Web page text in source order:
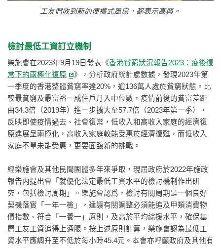
工友們收到新的便攜式風扇，都表示高興。
檢討最低工資訂立機制
樂施會在2023年9月19日發表《香港貧窮狀況報告2023：疫後復
常下的兩極化復原
》，分析政府統計處數據，發現2023年第
一季度的香港整體貧窮率達20%，逾136萬人處於貧窮狀態。比
較最貧窮及最富裕一成住戶月入中位數，疫情前後的貧富差距
由34.3倍（2019年）進一步擴大至57.7倍（2023年第一季），
反映即使疫情過去、社會復常，低收入和高收入家庭的經濟復
原進展呈兩極化，高收入家庭較能受惠於經濟復甦，而低收入
家庭不單未能受惠，更要面臨新的挑戰。
經樂施會及其他民間團體多年來爭取，現屆政府於2022年施政
報告内提出會「就優化法定最低工資水平的檢討機制作出研
究，包括檢討周期」。樂施會認爲，檢討有關周期是一個良好
契機落實「一年一檢」，建議有關調整必須能追及甲類消費物
價指數、符合「一養一」原則，及高於平均綜援水平，確保基
層工友工資追得上通脹。按上述原則計算，樂施會認為最低工
資水平應調升至不低於每小時45.4元。本會亦呼籲政府及其他有